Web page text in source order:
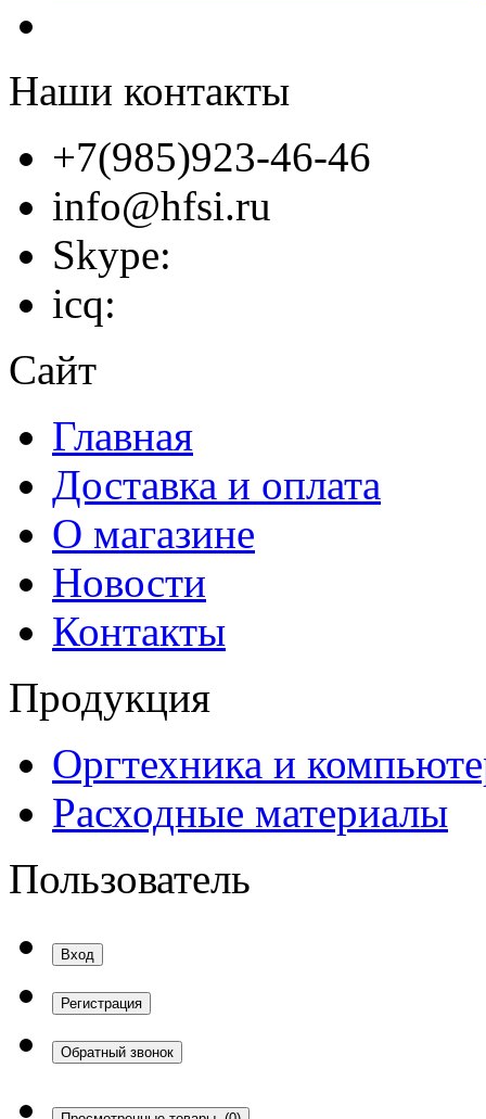
Наши контакты
+7(985)923-46-46
info@hfsi.ru
Skype:
icq:
Сайт
Главная
Доставка и оплата
О магазине
Новости
Контакты
Продукция
Оргтехника и
Расходные материалы
Пользователь
Вход
Регистрация
Обратный звонок